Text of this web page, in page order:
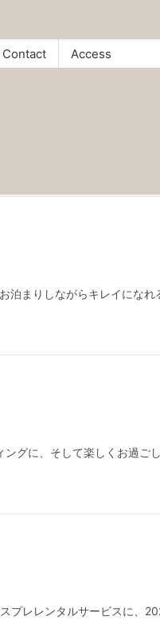
Contact Access
泊まりしながらキレイにな
グに、そして楽しくお過ご
プレレンタルサービスに、